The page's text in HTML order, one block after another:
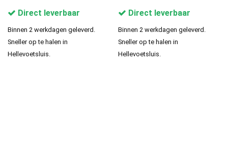
Direct leverbaar
Binnen 2 werkdagen geleverd.
Sneller op te halen in
Hellevoetsluis.
Direct leverbaar
Binnen 2 werkdagen geleverd.
Sneller op te halen in
Hellevoetsluis.